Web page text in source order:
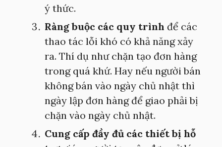
ý thức.
Ràng buộc các quy trình để các
thao tác lỗi khó có khả năng xảy
ra. Thí dụ như chặn tạo đơn hàng
trong quá khứ. Hay nếu người bán
không bán vào ngày chủ nhật thì
ngày lập đơn hàng để giao phải bị
chặn vào ngày chủ nhật.
Cung cấp đầy đủ các thiết bị hỗ